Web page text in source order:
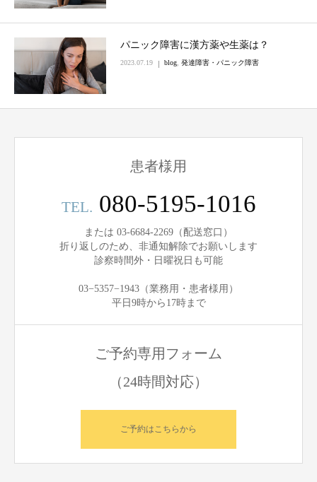
パニック障害に漢方薬や生薬は？
2023.07.19 blog 発達障害・パニック障害
患者様用
TEL. 080-5195-1016
または 03-6684-2269（配送窓口）
折り返しのため、非通知解除でお願いします
診察時間外・日曜祝日も可能
03−5357−1943（業務用・患者様用）
平日9時から17時まで
ご予約専用フォーム
（24時間対応）
ご予約はこちらから